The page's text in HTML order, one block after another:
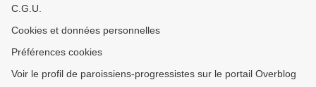
C.G.U.
Cookies et données personnelles
Préférences cookies
Voir le profil de paroissiens-progressistes sur le portail Overblog